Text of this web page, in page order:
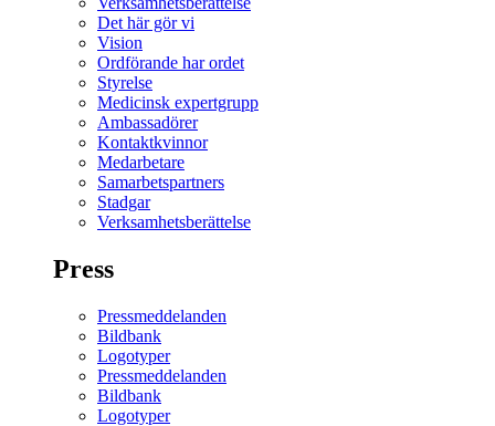
Det här gör vi
Vision
Ordförande har ordet
Styrelse
Medicinsk expertgrupp
Ambassadörer
Kontaktkvinnor
Medarbetare
Samarbetspartners
Stadgar
Verksamhetsberättelse
Press
Pressmeddelanden
Bildbank
Logotyper
Pressmeddelanden
Bildbank
Logotyper